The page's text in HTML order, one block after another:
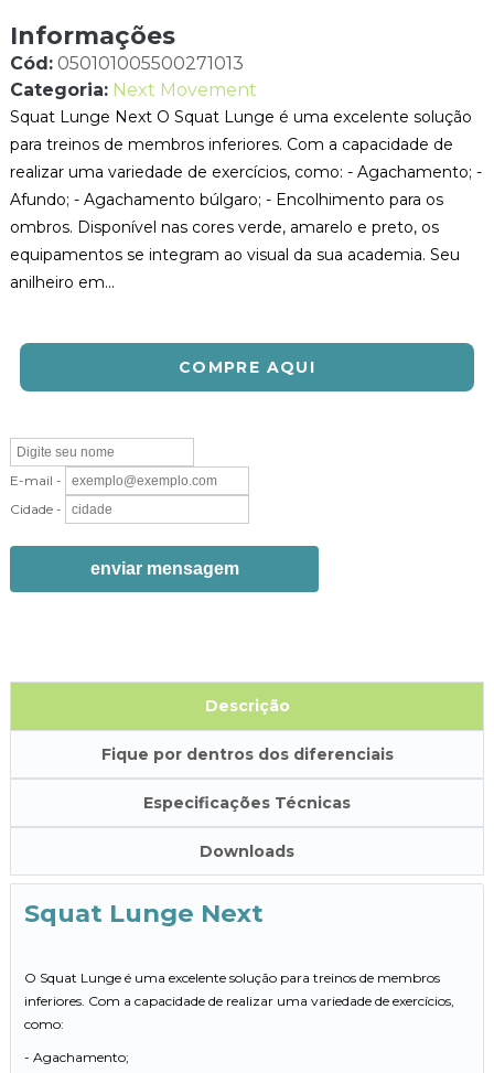
Informações
Cód: 050101005500271013
Categoria: Next Movement
Squat Lunge Next O Squat Lunge é uma excelente solução
para treinos de membros inferiores. Com a capacidade de
realizar uma variedade de exercícios, como: - Agachamento; -
Afundo; - Agachamento búlgaro; - Encolhimento para os
ombros. Disponível nas cores verde, amarelo e preto, os
equipamentos se integram ao visual da sua academia. Seu
anilheiro em...
COMPRE AQUI
E-mail -
Cidade -
enviar mensagem
Descrição
Fique por dentros dos diferenciais
Especificações Técnicas
Downloads
Squat Lunge Next
O Squat Lunge é uma excelente solução para treinos de membros
inferiores. Com a capacidade de realizar uma variedade de exercícios,
como:
- Agachamento;